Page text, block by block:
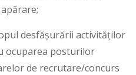
desfășurării activităților
ocuparea posturilor
de recrutare/concurs